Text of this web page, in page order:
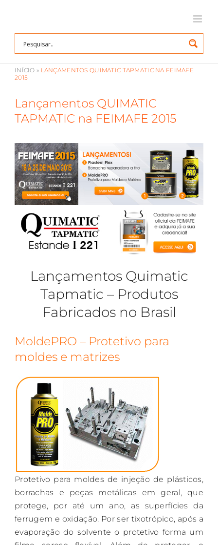
conteúdo
Lançamentos QUIMATIC
TAPMATIC na FEIMAFE 2015
INÍCIO » LANÇAMENTOS QUIMATIC TAPMATIC NA FEIMAFE
2015
View
Larger
Image
Lançamentos Quimatic
Tapmatic – Produtos
Fabricados no Brasil
MoldePRO – Protetivo para
moldes e matrizes
Protetivo para moldes de injeção de plásticos,
borrachas e peças metálicas em geral, que
protege, por até um ano, as superfícies da
ferrugem e oxidação. Por ser tixotrópico, após a
evaporação do solvente o protetivo forma um